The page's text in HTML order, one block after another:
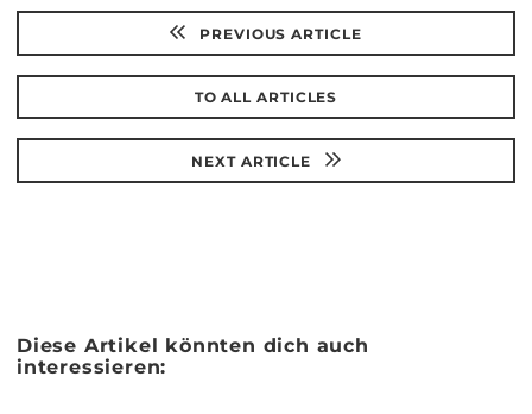
PREVIOUS ARTICLE
TO ALL ARTICLES
NEXT ARTICLE
Diese Artikel könnten dich auch
interessieren: